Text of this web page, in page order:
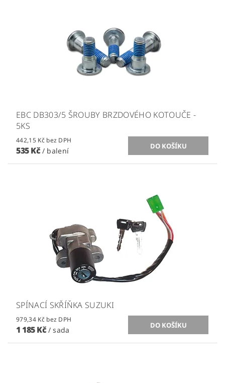
EBC DB303/5 ŠROUBY BRZDOVÉHO KOTOUČE -
5KS
442,15 Kč bez DPH
535 Kč / balení
SPÍNACÍ SKŘÍŇKA SUZUKI
979,34 Kč bez DPH
1 185 Kč / sada